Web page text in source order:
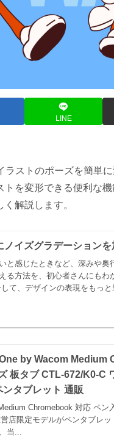
LINE
ラストのポーズを簡単
を変形できる便利な
解説します。
ノイズグラデーション
と感じたときなど、深みや奥
る方法を、初心者さんにもわ
て、デザインの表現をもっと
by Wacom Medium
板タブ CTL-672/K0-C
タブレット 通販
Chromebook 対応 ペン
店限定モデルがペンタブレ
当...